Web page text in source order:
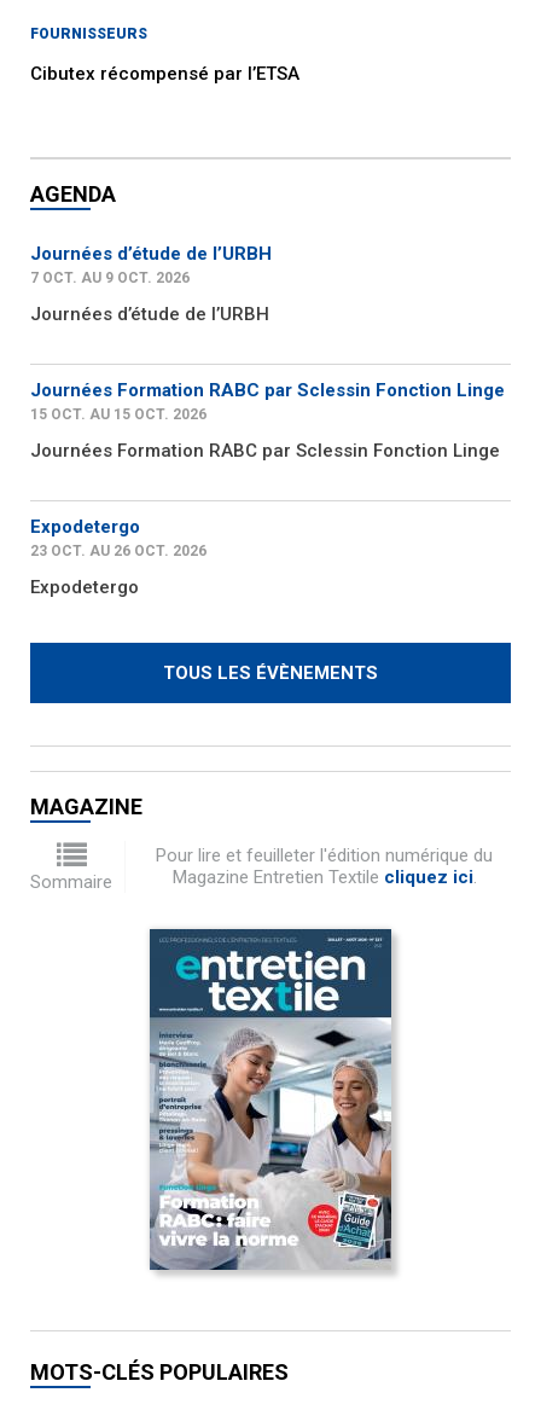
FOURNISSEURS
Cibutex récompensé par l’ETSA
AGENDA
Journées d’étude de l’URBH
7 OCT. AU 9 OCT. 2026
Journées d’étude de l’URBH
Journées Formation RABC par Sclessin Fonction Linge
15 OCT. AU 15 OCT. 2026
Journées Formation RABC par Sclessin Fonction Linge
Expodetergo
23 OCT. AU 26 OCT. 2026
Expodetergo
TOUS LES ÉVÈNEMENTS
MAGAZINE
Sommaire
Pour lire et feuilleter l'édition numérique du
Magazine Entretien Textile cliquez ici.
MOTS-CLÉS POPULAIRES